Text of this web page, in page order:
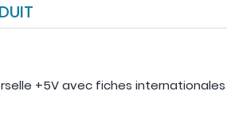
+5V avec fiches internationales